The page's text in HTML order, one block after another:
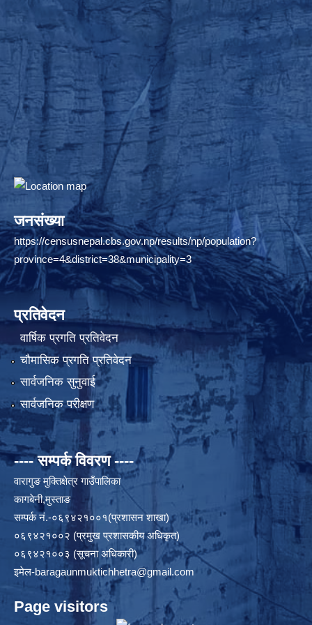
जनसंख्या
https://censusnepal.cbs.gov.np/results/np/population?
province=4&district=38&municipality=3
प्रतिवेदन
वार्षिक प्रगति प्रतिवेदन
चौमासिक प्रगति प्रतिवेदन
सार्वजनिक सुनुवाई
सार्वजनिक परीक्षण
---- सम्पर्क विवरण ----
वारागुङ मुक्तिक्षेत्र गाउँपालिका
कागबेनी,मुस्ताङ
सम्पर्क नं.-०६९४२१००१(प्रशासन शाखा)
०६९४२१००२ (प्रमुख प्रशासकीय अधिकृत)
०६९४२१००३ (सूचना अधिकारी)
इमेल-baragaunmuktichhetra@gmail.com
Page visitors